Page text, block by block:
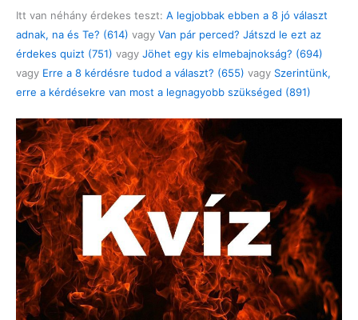
Itt van néhány érdekes teszt: A legjobbak ebben a 8 jó választ
adnak, na és Te? (614) vagy Van pár perced? Játszd le ezt az
érdekes quizt (751) vagy Jöhet egy kis elmebajnokság? (694)
vagy Erre a 8 kérdésre tudod a választ? (655) vagy Szerintünk,
erre a kérdésekre van most a legnagyobb szükséged (891)